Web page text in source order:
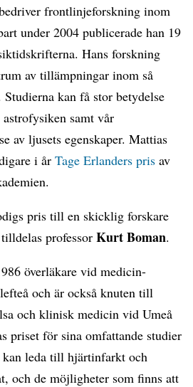
frontlinjeforskning inom
under 2004 publicerade han 19
Hans forskning
av tillämpningar inom så
kan få stor betydelse
samt vår
av ljusets egenskaper. Mattias
i år Tage Erlanders pris av
pris till en skicklig forskare
professor Kurt Boman.
överläkare vid medicin-
och är också knuten till
och klinisk medicin vid Umeå
priset för sina omfattande studier
kan leda till hjärtinfarkt och
och de möjligheter som finns att